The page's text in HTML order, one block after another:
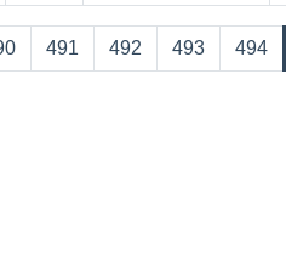
491 492 493 494